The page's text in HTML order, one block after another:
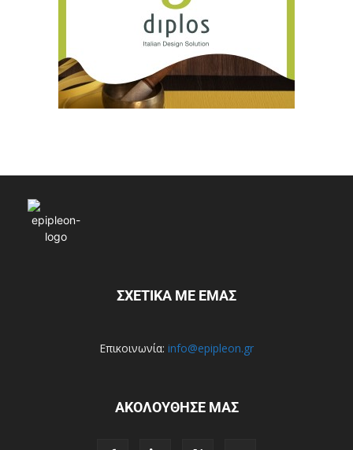
ΣΧΕΤΙΚΑ ΜΕ ΕΜΑΣ
Επικοινωνία: info@epipleon.gr
ΑΚΟΛΟΥΘΗΣΕ ΜΑΣ